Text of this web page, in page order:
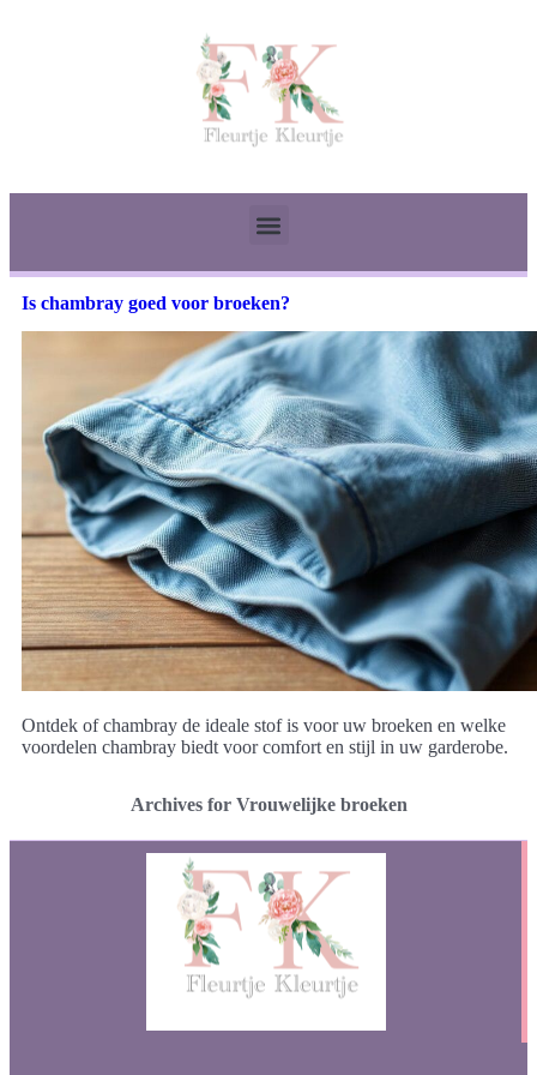
Is chambray goed voor broeken?
Ontdek of chambray de ideale stof is voor uw broeken en welke
voordelen chambray biedt voor comfort en stijl in uw garderobe.
Archives for Vrouwelijke broeken